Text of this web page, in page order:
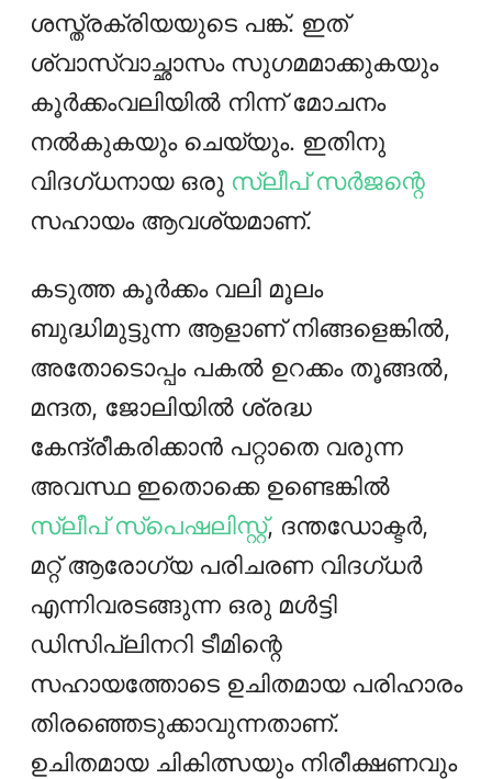
ശസ്ത്രക്രിയയുടെ പങ്ക്. ഇത്
ശ്വാസ്വാച്ഛാസം സുഗമമാക്കുകയും
കൂര്‍ക്കംവലിയില്‍ നിന്ന് മോചനം
നല്‍കുകയും ചെയ്യും. ഇതിനു
വിദഗ്ധനായ ഒരു സ്ലീപ് സർജന്റെ
സഹായം ആവശ്യമാണ്.
കടുത്ത കൂർക്കം വലി മൂലം
ബുദ്ധിമുട്ടുന്ന ആളാണ് നിങ്ങളെങ്കിൽ,
അതോടൊപ്പം പകൽ ഉറക്കം തൂങ്ങൽ,
മന്ദത, ജോലിയിൽ ശ്രദ്ധ
കേന്ദ്രീകരിക്കാൻ പറ്റാതെ വരുന്ന
അവസ്ഥ ഇതൊക്കെ ഉണ്ടെങ്കിൽ
സ്ലീപ് സ്പെഷലിസ്റ്റ്, ദന്തഡോക്ടർ,
മറ്റ് ആരോഗ്യ പരിചരണ വിദഗ്ധർ
എന്നിവരടങ്ങുന്ന ഒരു മൾട്ടി
ഡിസിപ്ലിനറി ടീമിന്റെ
സഹായത്തോടെ ഉചിതമായ പരിഹാരം
തിരഞ്ഞെടുക്കാവുന്നതാണ്.
ഉചിതമായ ചികിത്സയും നിരീക്ഷണവും